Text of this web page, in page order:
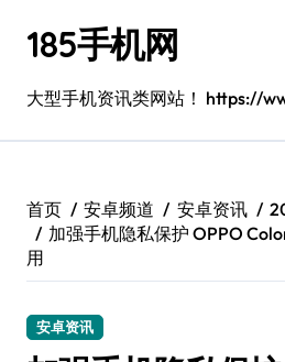
185手机网
大型手机资讯类网站！ https://
首页 安卓频道 安卓资讯
加强手机隐私保护 OPPO
用
安卓资讯